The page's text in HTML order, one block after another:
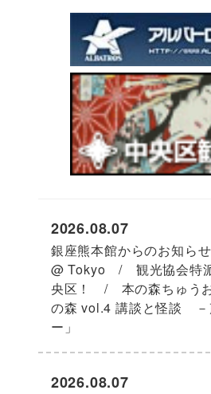
銀座熊本館からのお知
@ Tokyo / 観光協会特
央区！ / 本の森ちゅうお
の森 vol.4 講談と怪談 －
ー」
2026.08.07
2026.08.07